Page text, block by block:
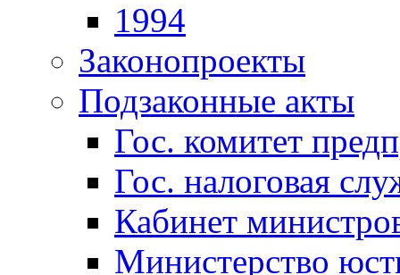
1994
Законопроекты
Подзаконные акты
Гос. комитет
Гос. налоговая
Кабинет
Министерство